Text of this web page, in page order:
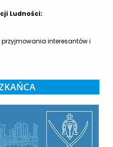
Ludności:
przyjmowania interesantów i